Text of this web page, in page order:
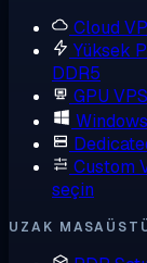
Cloud
Yüksek
DDR5
GPU VPS
Custom
seçin
UZAK